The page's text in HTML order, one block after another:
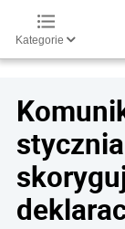
Kategorie